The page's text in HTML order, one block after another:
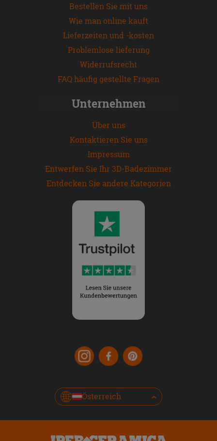
Bestellen Sie mit uns
Wie man online kauft
Lieferzeiten und -kosten
Problemlose lieferung
Widerrufsrecht
FAQ häufig gestellte Fragen
Unternehmen
Über uns
Kontaktieren Sie uns
Impressum
Entwerfen Sie Ihr 3D-Badezimmer
Entdecken Sie andere Kategorien
Österreich